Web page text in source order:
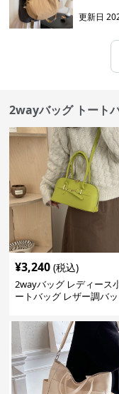
更新日
2wayバッグ トート
¥3,240 (税込)
2wayバッグ レディース
ートバッグ レザー調バ